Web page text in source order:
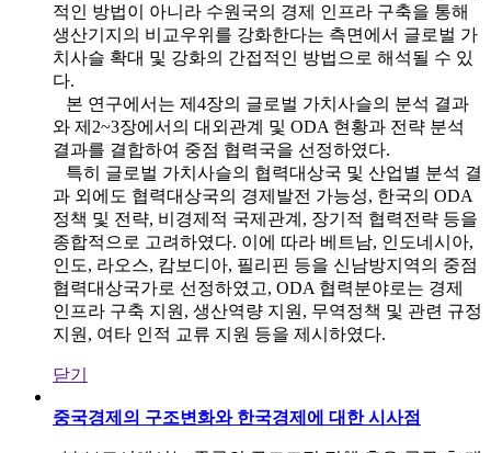
적인 방법이 아니라 수원국의 경제 인프라 구축을 통해
생산기지의 비교우위를 강화한다는 측면에서 글로벌 가
치사슬 확대 및 강화의 간접적인 방법으로 해석될 수 있
다.
본 연구에서는 제4장의 글로벌 가치사슬의 분석 결과
와 제2~3장에서의 대외관계 및 ODA 현황과 전략 분석
결과를 결합하여 중점 협력국을 선정하였다.
특히 글로벌 가치사슬의 협력대상국 및 산업별 분석 결
과 외에도 협력대상국의 경제발전 가능성, 한국의 ODA
정책 및 전략, 비경제적 국제관계, 장기적 협력전략 등을
종합적으로 고려하였다. 이에 따라 베트남, 인도네시아,
인도, 라오스, 캄보디아, 필리핀 등을 신남방지역의 중점
협력대상국가로 선정하였고, ODA 협력분야로는 경제
인프라 구축 지원, 생산역량 지원, 무역정책 및 관련 규정
지원, 여타 인적 교류 지원 등을 제시하였다.
닫기
중국경제의 구조변화와 한국경제에 대한 시사점